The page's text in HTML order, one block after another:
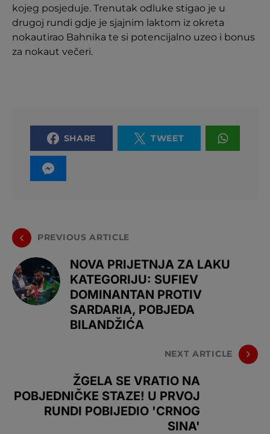
kojeg posjeduje. Trenutak odluke stigao je u
drugoj rundi gdje je sjajnim laktom iz okreta
nokautirao Bahnika te si potencijalno uzeo i bonus
za nokaut večeri.
SHARE TWEET
PREVIOUS ARTICLE
NOVA PRIJETNJA ZA LAKU
KATEGORIJU: SUFIEV
DOMINANTAN PROTIV
SARDARIA, POBJEDA
BILANDŽIĆA
NEXT ARTICLE
ŽGELA SE VRATIO NA
POBJEDNIČKE STAZE! U PRVOJ
RUNDI POBIJEDIO 'CRNOG
SINA'